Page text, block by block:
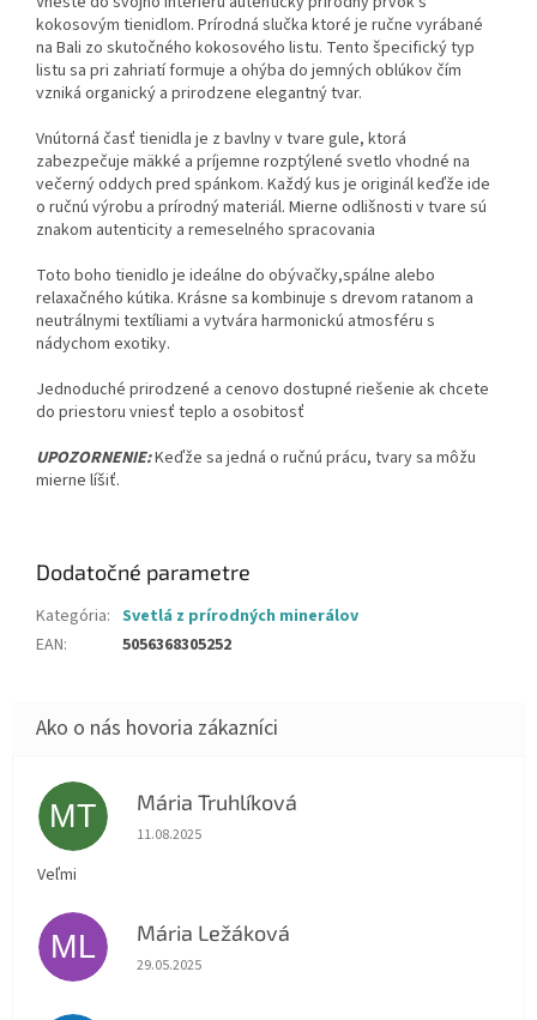
kokosovým tienidlom. Prírodná slučka ktoré je ručne vyrábané
na Bali zo skutočného kokosového listu. Tento špecifický typ
listu sa pri zahriatí formuje a ohýba do jemných oblúkov čím
vzniká organický a prirodzene elegantný tvar.
Vnútorná časť tienidla je z bavlny v tvare gule, ktorá
zabezpečuje mäkké a príjemne rozptýlené svetlo vhodné na
večerný oddych pred spánkom. Každý kus je originál keďže ide
o ručnú výrobu a prírodný materiál. Mierne odlišnosti v tvare sú
znakom autenticity a remeselného spracovania
Toto boho tienidlo je ideálne do obývačky,spálne alebo
relaxačného kútika. Krásne sa kombinuje s drevom ratanom a
neutrálnymi textíliami a vytvára harmonickú atmosféru s
nádychom exotiky.
Jednoduché prirodzené a cenovo dostupné riešenie ak chcete
do priestoru vniesť teplo a osobitosť
UPOZORNENIE:Keďže sa jedná o ručnú prácu, tvary sa môžu
mierne líšiť.
Dodatočné parametre
Kategória: Svetlá z prírodných minerálov
EAN: 5056368305252
MT Mária Truhlíková
Hodnotenie obchodu je 5 z 5 hviezdičiek.
11.08.2025
Veľmi
ML Mária Ležáková
Hodnotenie obchodu je 5 z 5 hviezdičiek.
29.05.2025